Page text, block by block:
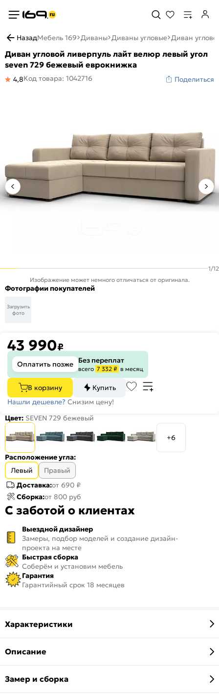
НазадМебель 169 Диваны Диваны угловые Диван
Диван угловой ливерпуль лайт велюр левый угол
seven 729 бежевый еврокнижка
4,8Код товара: 1042716 Поделиться
1/12
Изображение может немного отличаться от оригинала.
Фотографии покупателей
Загрузить
фото
43 990₽
Оплатить позже Без переплат
всего 7 332 ₽ в месяц
В корзину
Купить
Нашли дешевле? Снизим цену!
Цвет: SEVEN 729 бежевый
+6
Расположение угла:
Левый
Правый
Доставка:от 690 ₽
Сборка:от 800 руб
С заботой о клиентах
Выездной дизайнер
Замеры, подбор моделей и создание дизайн-
проекта на месте
Быстрая сборка
Соберём и установим мебель
Гарантия
Гарантийный срок 18 месяцев
Характеристики
Описание
Замер и сборка